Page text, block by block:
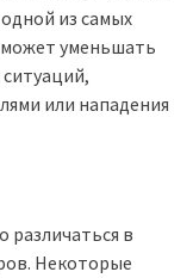
из самых
уменьшать
или нападения
в
Некоторые